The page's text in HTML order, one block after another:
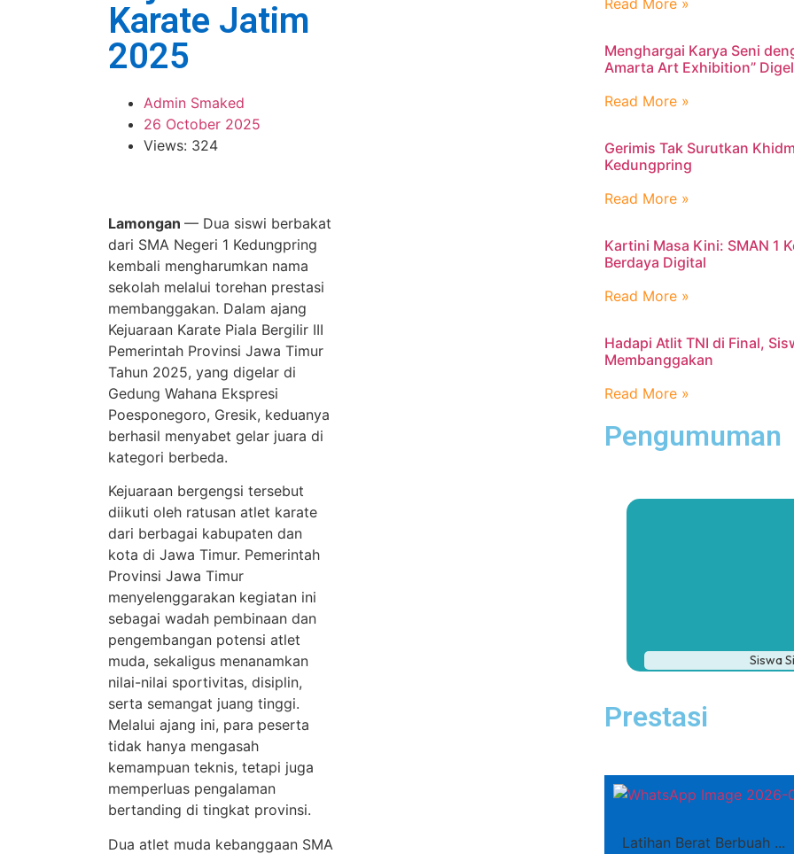
Karate Jatim
2025
Admin Smaked
26 October 2025
Views: 324
Lamongan — Dua siswi berbakat
dari SMA Negeri 1 Kedungpring
kembali mengharumkan nama
sekolah melalui torehan prestasi
membanggakan. Dalam ajang
Kejuaraan Karate Piala Bergilir III
Pemerintah Provinsi Jawa Timur
Tahun 2025, yang digelar di
Gedung Wahana Ekspresi
Poesponegoro, Gresik, keduanya
berhasil menyabet gelar juara di
kategori berbeda.
Kejuaraan bergengsi tersebut
diikuti oleh ratusan atlet karate
dari berbagai kabupaten dan
kota di Jawa Timur. Pemerintah
Provinsi Jawa Timur
menyelenggarakan kegiatan ini
sebagai wadah pembinaan dan
pengembangan potensi atlet
muda, sekaligus menanamkan
nilai-nilai sportivitas, disiplin,
serta semangat juang tinggi.
Melalui ajang ini, para peserta
tidak hanya mengasah
kemampuan teknis, tetapi juga
memperluas pengalaman
bertanding di tingkat provinsi.
Dua atlet muda kebanggaan SMA
Read More »
Menghargai Karya Seni
Amarta Art Exhibition”
Read More »
Gerimis Tak Surutkan
Kedungpring
Read More »
Kartini Masa Kini: SMAN 1
Berdaya Digital
Read More »
Hadapi Atlit TNI di Final,
Membanggakan
Read More »
Pengumuman
Siswa
Prestasi
Latihan Berat Berbuah ...